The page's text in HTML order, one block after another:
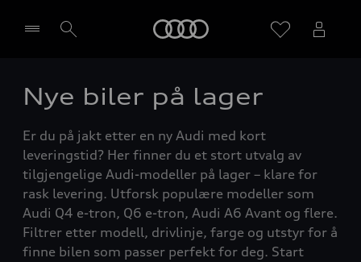
Velg forhandler
Nye biler på lager
Er du på jakt etter en ny Audi med kort
leveringstid? Her finner du et stort utvalg av
tilgjengelige Audi-modeller på lager – klare for
rask levering. Utforsk populære modeller som
Audi Q4 e-tron, Q6 e-tron, Audi A6 Avant og flere.
Filtrer etter modell, drivlinje, farge og utstyr for å
finne bilen som passer perfekt for deg. Start